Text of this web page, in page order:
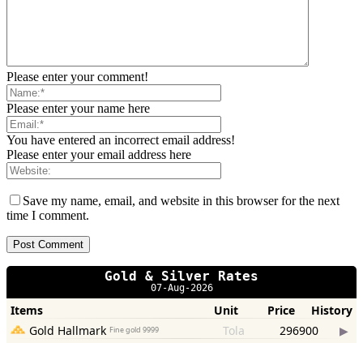
Please enter your comment!
Please enter your name here
You have entered an incorrect email address!
Please enter your email address here
Save my name, email, and website in this browser for the next
time I comment.